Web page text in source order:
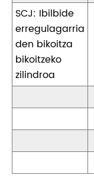
SCJ: Ibilbide
erregulagarria
den bikoitza
bikoitzeko
zilindroa